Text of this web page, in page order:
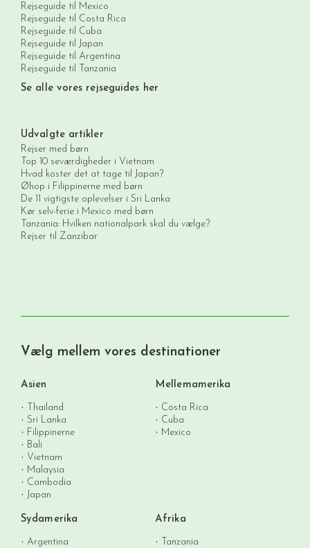
Rejseguide til Mexico
Rejseguide til Costa Rica
Rejseguide til Cuba
Rejseguide til Japan
Rejseguide til Argentina
Rejseguide til Tanzania
Se alle vores rejseguides her
Udvalgte artikler
Rejser med børn
Top 10 seværdigheder i Vietnam
Hvad koster det at tage til Japan?
Øhop i Filippinerne med børn
De 11 vigtigste oplevelser i Sri Lanka
Kør selv-ferie i Mexico med børn
Tanzania: Hvilken nationalpark skal du vælge?
Rejser til Zanzibar
Vælg mellem vores destinationer
Asien
Thailand
Sri Lanka
Filippinerne
Bali
Vietnam
Malaysia
Cambodia
Japan
Mellemamerika
Costa Rica
Cuba
Mexico
Sydamerika
Argentina
Afrika
Tanzania